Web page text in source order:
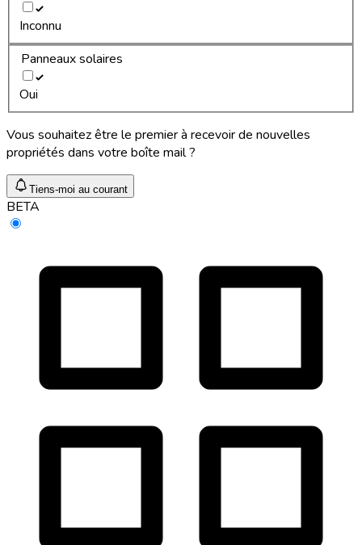
Inconnu
Panneaux solaires
Oui
Vous souhaitez être le premier à recevoir de nouvelles
propriétés dans votre boîte mail ?
Tiens-moi au courant
BETA